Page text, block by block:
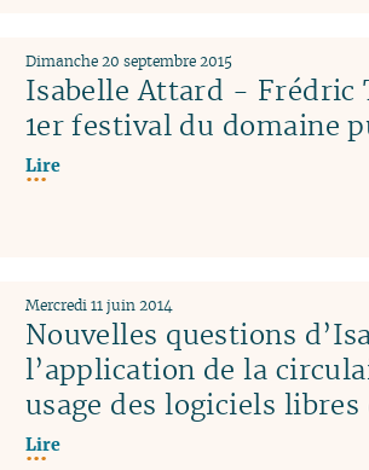
Isabelle Attard - Frédric
1er festival du domaine
Dimanche 20 septembre 2015
Lire
Nouvelles questions
l’application de la
usage des logiciels
Mercredi 11 juin 2014
Lire